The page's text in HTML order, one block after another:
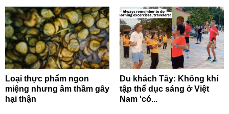
Loại thực phẩm ngon
miệng nhưng âm thầm gây
hại thận
Du khách Tây: Không khí
tập thể dục sáng ở Việt
Nam 'có...